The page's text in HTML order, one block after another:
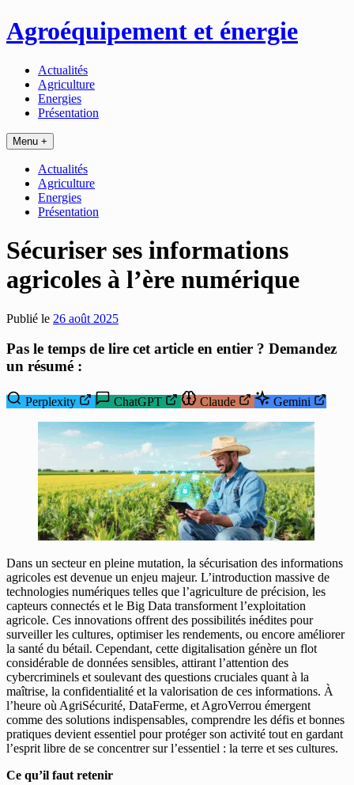
Passer
au
Agroéquipement et énergie
Actualités
Agriculture
Energies
Présentation
Menu +
Actualités
Agriculture
Energies
Présentation
Sécuriser ses informations
agricoles à l’ère numérique
Publié le 26 août 2025
Pas le temps de lire cet article en entier ? Demandez
un résumé :
Perplexity ChatGPT Claude Gemini
Dans un secteur en pleine mutation, la sécurisation des informations
agricoles est devenue un enjeu majeur. L’introduction massive de
technologies numériques telles que l’agriculture de précision, les
capteurs connectés et le Big Data transforment l’exploitation
agricole. Ces innovations offrent des possibilités inédites pour
surveiller les cultures, optimiser les rendements, ou encore améliorer
la santé du bétail. Cependant, cette digitalisation génère un flot
considérable de données sensibles, attirant l’attention des
cybercriminels et soulevant des questions cruciales quant à la
maîtrise, la confidentialité et la valorisation de ces informations. À
l’heure où AgriSécurité, DataFerme, et AgroVerrou émergent
comme des solutions indispensables, comprendre les défis et bonnes
pratiques devient essentiel pour protéger son activité tout en gardant
l’esprit libre de se concentrer sur l’essentiel : la terre et ses cultures.
Ce qu’il faut retenir